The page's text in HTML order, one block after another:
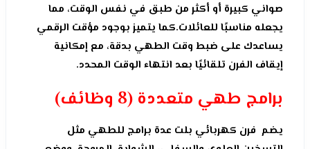
صواني كبيرة أو أكثر من طبق في نفس الوقت، مما
يجعله مناسبًا للعائلات.كما يتميز بوجود مؤقت الرقمي
يساعدك على ضبط وقت الطهي بدقة، مع إمكانية
إيقاف الفرن تلقائيًا بعد انتهاء الوقت المحدد.
برامج طهي متعددة (8 وظائف)
يضم فرن كهربائي بلت عدة برامج للطهي مثل